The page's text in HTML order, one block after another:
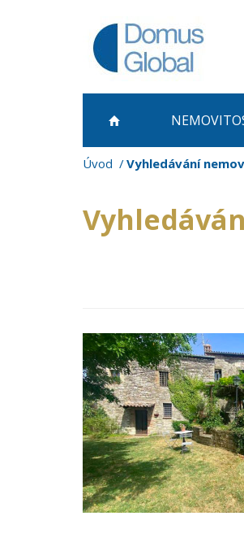
Úvod Vyhledávání